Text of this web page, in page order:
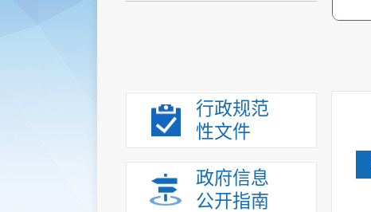
行政规范
性文件
政府信息
公开指南